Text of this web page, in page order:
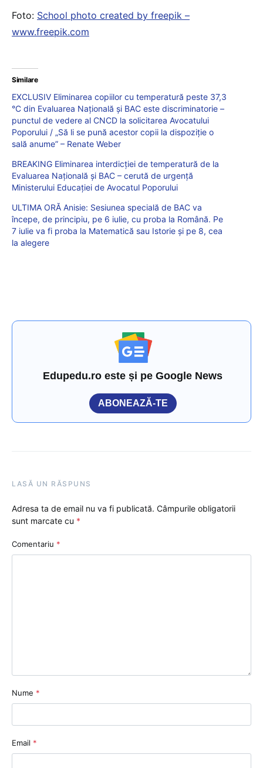
Foto: School photo created by freepik –
www.freepik.com
Similare
EXCLUSIV Eliminarea copiilor cu temperatură peste 37,3
°C din Evaluarea Națională și BAC este discriminatorie –
punctul de vedere al CNCD la solicitarea Avocatului
Poporului / „Să li se pună acestor copii la dispoziție o
sală anume” – Renate Weber
BREAKING Eliminarea interdicției de temperatură de la
Evaluarea Națională și BAC – cerută de urgență
Ministerului Educației de Avocatul Poporului
ULTIMA ORĂ Anisie: Sesiunea specială de BAC va
începe, de principiu, pe 6 iulie, cu proba la Română. Pe
7 iulie va fi proba la Matematică sau Istorie și pe 8, cea
la alegere
Edupedu.ro este și pe Google News
ABONEAZĂ-TE
LASĂ UN RĂSPUNS
Adresa ta de email nu va fi publicată. Câmpurile obligatorii
sunt marcate cu *
Comentariu *
Nume *
Email *